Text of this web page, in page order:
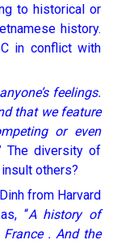
to historical or
history.
in conflict with
feelings.
that we feature
or even
The diversity of
others?
from Harvard
“A history of
. And the